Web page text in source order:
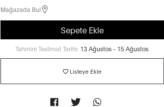
Mağazada Bul
Sepete Ekle
Tahmini Teslimat Tarihi: 13 Ağustos - 15 Ağustos
Listeye Ekle